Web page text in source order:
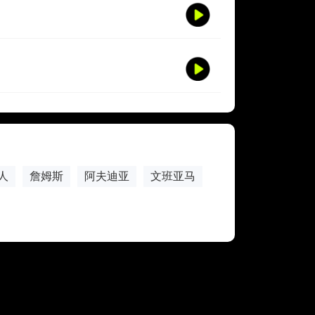
詹姆斯 阿夫迪亚 文班亚马